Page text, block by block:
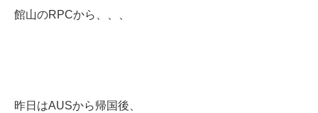
館山のRPCから、、、
昨日はAUSから帰国後、